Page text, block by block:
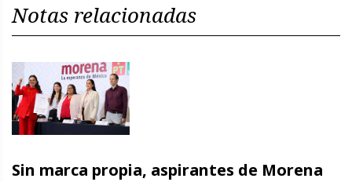
Notas relacionadas
Sin marca propia, aspirantes de Morena